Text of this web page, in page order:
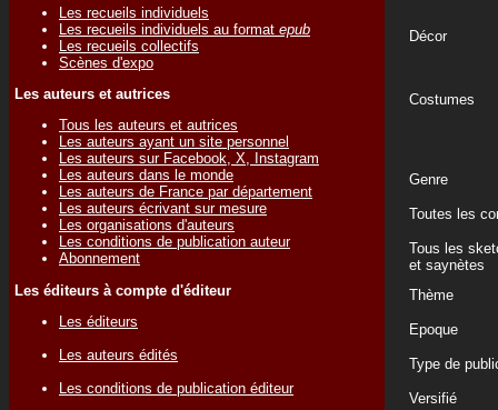
Les recueils individuels
Les recueils individuels au format epub
Les recueils collectifs
Scènes d'expo
Les auteurs et autrices
Tous les auteurs et autrices
Les auteurs ayant un site personnel
Les auteurs sur Facebook, X, Instagram
Les auteurs dans le monde
Les auteurs de France par département
Les auteurs écrivant sur mesure
Les organisations d'auteurs
Les conditions de publication auteur
Abonnement
Les éditeurs à compte d'éditeur
Les éditeurs
Les auteurs édités
Les conditions de publication éditeur
Décor
Costumes
Genre
Toutes les
Tous les
et saynètes
Thème
Epoque
Type de
Versifié